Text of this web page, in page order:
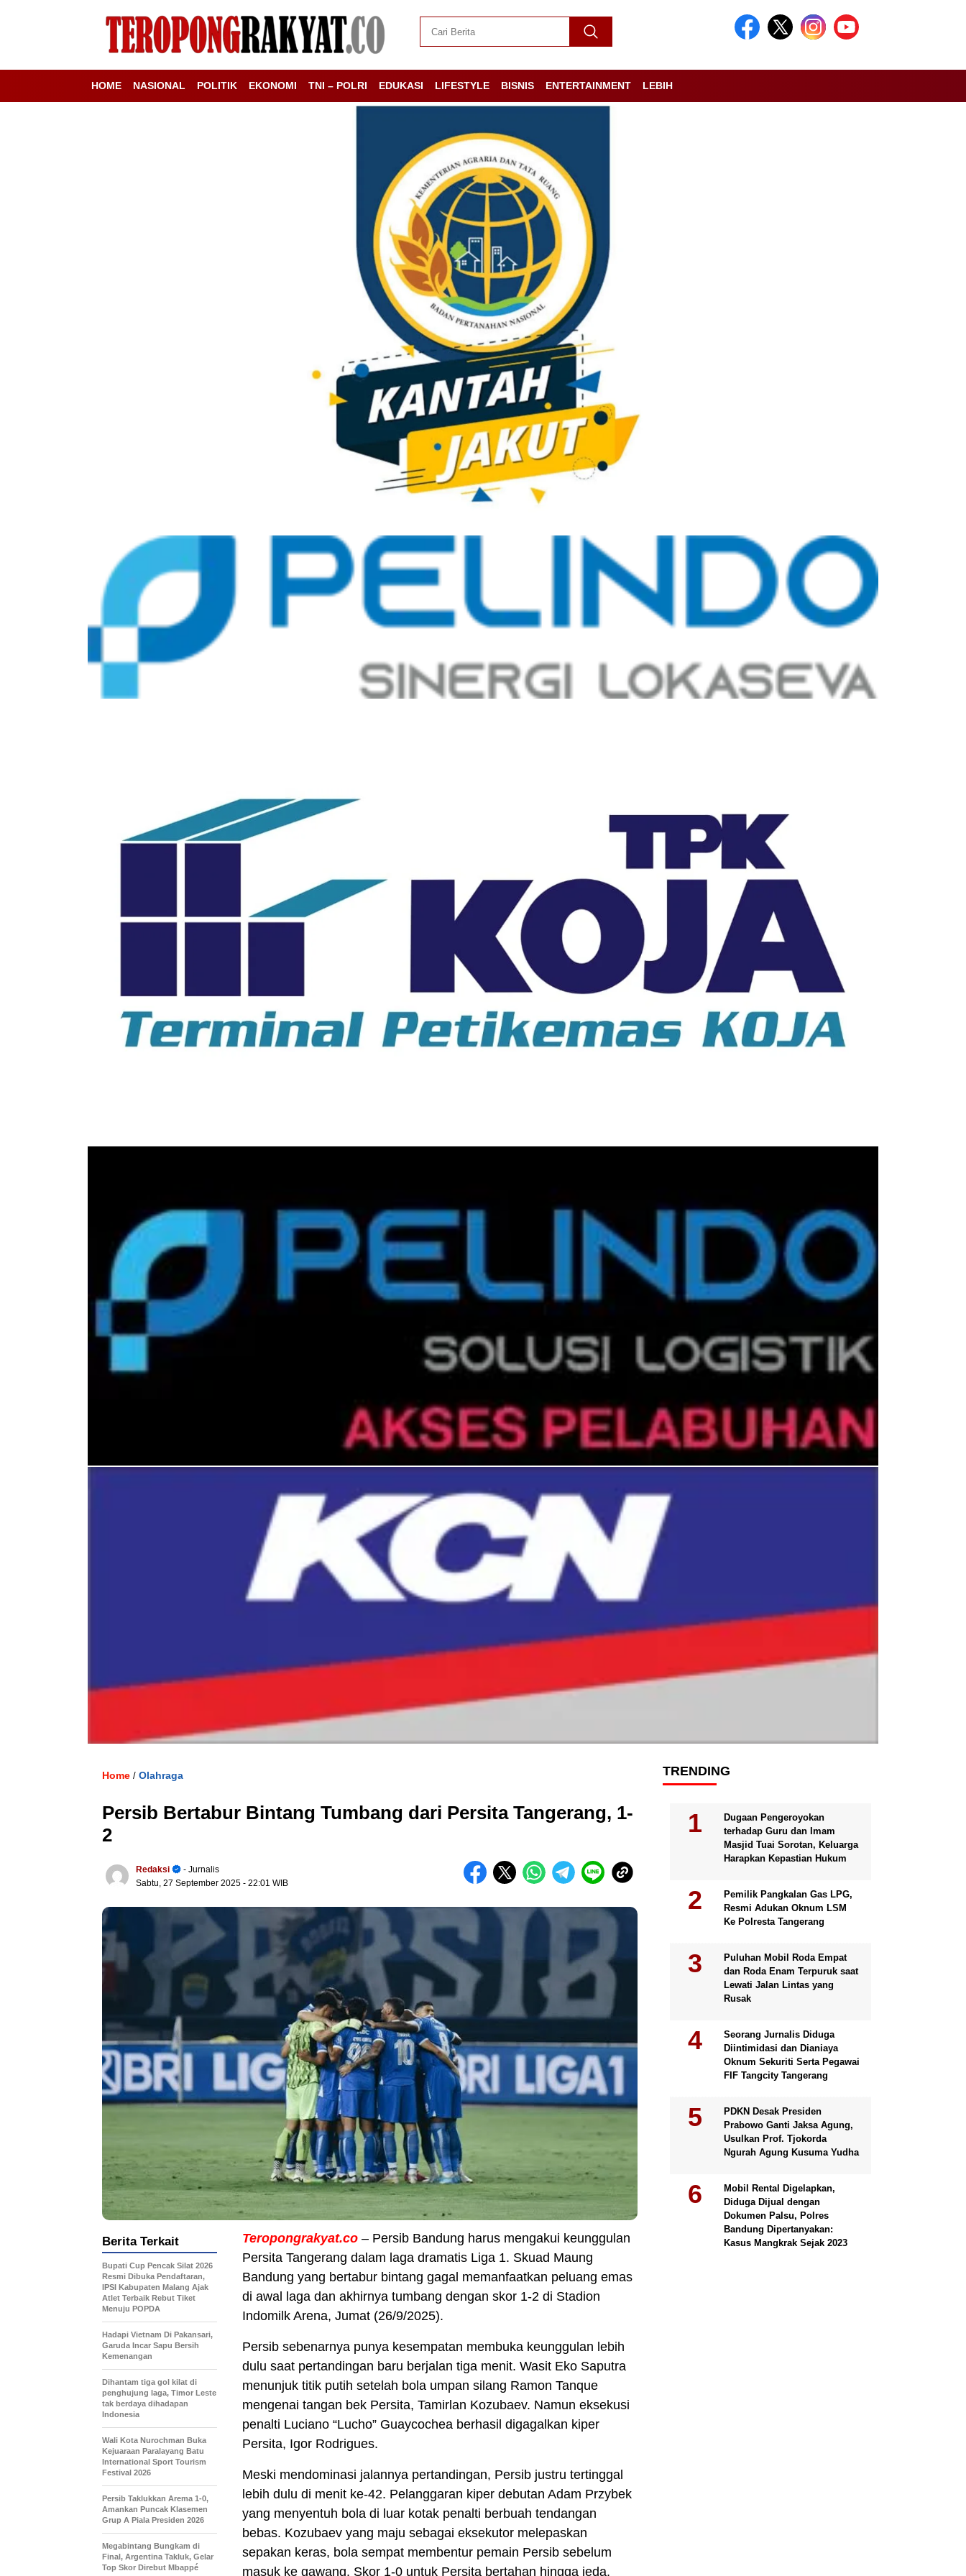
HOME NASIONAL POLITIK EKONOMI TNI – POLRI EDUKASI LIFESTYLE BISNIS ENTERTAINMENT LEBIH
Home / Olahraga
Persib Bertabur Bintang Tumbang dari Persita Tangerang, 1-
2
Redaksi
- Jurnalis
Sabtu, 27 September 2025 - 22:01 WIB
Teropongrakyat.co – Persib Bandung harus mengakui keunggulan
Persita Tangerang dalam laga dramatis Liga 1. Skuad Maung
Bandung yang bertabur bintang gagal memanfaatkan peluang emas
di awal laga dan akhirnya tumbang dengan skor 1-2 di Stadion
Indomilk Arena, Jumat (26/9/2025).
Persib sebenarnya punya kesempatan membuka keunggulan lebih
dulu saat pertandingan baru berjalan tiga menit. Wasit Eko Saputra
menunjuk titik putih setelah bola umpan silang Ramon Tanque
mengenai tangan bek Persita, Tamirlan Kozubaev. Namun eksekusi
penalti Luciano “Lucho” Guaycochea berhasil digagalkan kiper
Persita, Igor Rodrigues.
Meski mendominasi jalannya pertandingan, Persib justru tertinggal
lebih dulu di menit ke-42. Pelanggaran kiper debutan Adam Przybek
yang menyentuh bola di luar kotak penalti berbuah tendangan
bebas. Kozubaev yang maju sebagai eksekutor melepaskan
sepakan keras, bola sempat membentur pemain Persib sebelum
masuk ke gawang. Skor 1-0 untuk Persita bertahan hingga jeda.
Berita Terkait
Bupati Cup Pencak Silat 2026
Resmi Dibuka Pendaftaran,
IPSI Kabupaten Malang Ajak
Atlet Terbaik Rebut Tiket
Menuju POPDA
Hadapi Vietnam Di Pakansari,
Garuda Incar Sapu Bersih
Kemenangan
Dihantam tiga gol kilat di
penghujung laga, Timor Leste
tak berdaya dihadapan
Indonesia
Wali Kota Nurochman Buka
Kejuaraan Paralayang Batu
International Sport Tourism
Festival 2026
Persib Taklukkan Arema 1-0,
Amankan Puncak Klasemen
Grup A Piala Presiden 2026
Megabintang Bungkam di
Final, Argentina Takluk, Gelar
Top Skor Direbut Mbappé
TRENDING
Dugaan Pengeroyokan
terhadap Guru dan Imam
Masjid Tuai Sorotan, Keluarga
Harapkan Kepastian Hukum
Pemilik Pangkalan Gas LPG,
Resmi Adukan Oknum LSM
Ke Polresta Tangerang
Puluhan Mobil Roda Empat
dan Roda Enam Terpuruk saat
Lewati Jalan Lintas yang
Rusak
Seorang Jurnalis Diduga
Diintimidasi dan Dianiaya
Oknum Sekuriti Serta Pegawai
FIF Tangcity Tangerang
PDKN Desak Presiden
Prabowo Ganti Jaksa Agung,
Usulkan Prof. Tjokorda
Ngurah Agung Kusuma Yudha
Mobil Rental Digelapkan,
Diduga Dijual dengan
Dokumen Palsu, Polres
Bandung Dipertanyakan:
Kasus Mangkrak Sejak 2023